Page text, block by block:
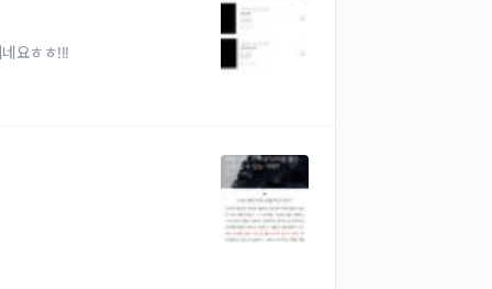
요ㅎㅎ!!!